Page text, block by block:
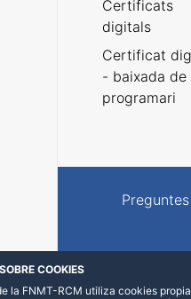
Certificats
digitals
Certificat
- baixada de
programari
COOKIES
la FNMT-RCM utiliza cookies